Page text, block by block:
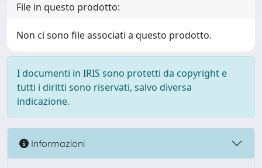
File in questo prodotto:
Non ci sono file associati a questo prodotto.
I documenti in IRIS sono protetti da copyright e
tutti i diritti sono riservati, salvo diversa
indicazione.
Informazioni